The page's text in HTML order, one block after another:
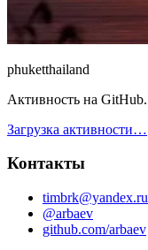
phuketthailand
Активность на GitHub.
Загрузка активности…
Контакты
timbrk@yandex.ru
@arbaev
github.com/arbaev